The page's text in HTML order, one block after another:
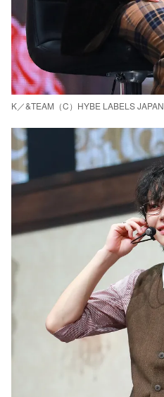
K／&TEAM（C）HYBE LABELS JAPAN